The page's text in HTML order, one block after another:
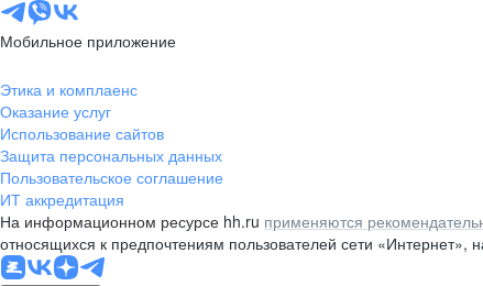
Мобильное приложение
Этика и комплаенс
Оказание услуг
Использование сайтов
Защита персональных данных
Пользовательское соглашение
ИТ аккредитация
На информационном ресурсе hh.ru применяются
относящихся к предпочтениям пользователей сети